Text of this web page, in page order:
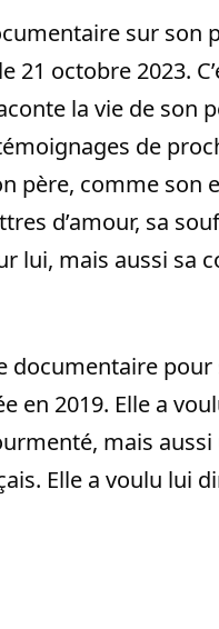
sur son
21 octobre 2023.
la vie de son
de
père, comme son
d’amour, sa
lui, mais aussi sa
documentaire
en 2019. Elle a
mais
Elle a voulu lui